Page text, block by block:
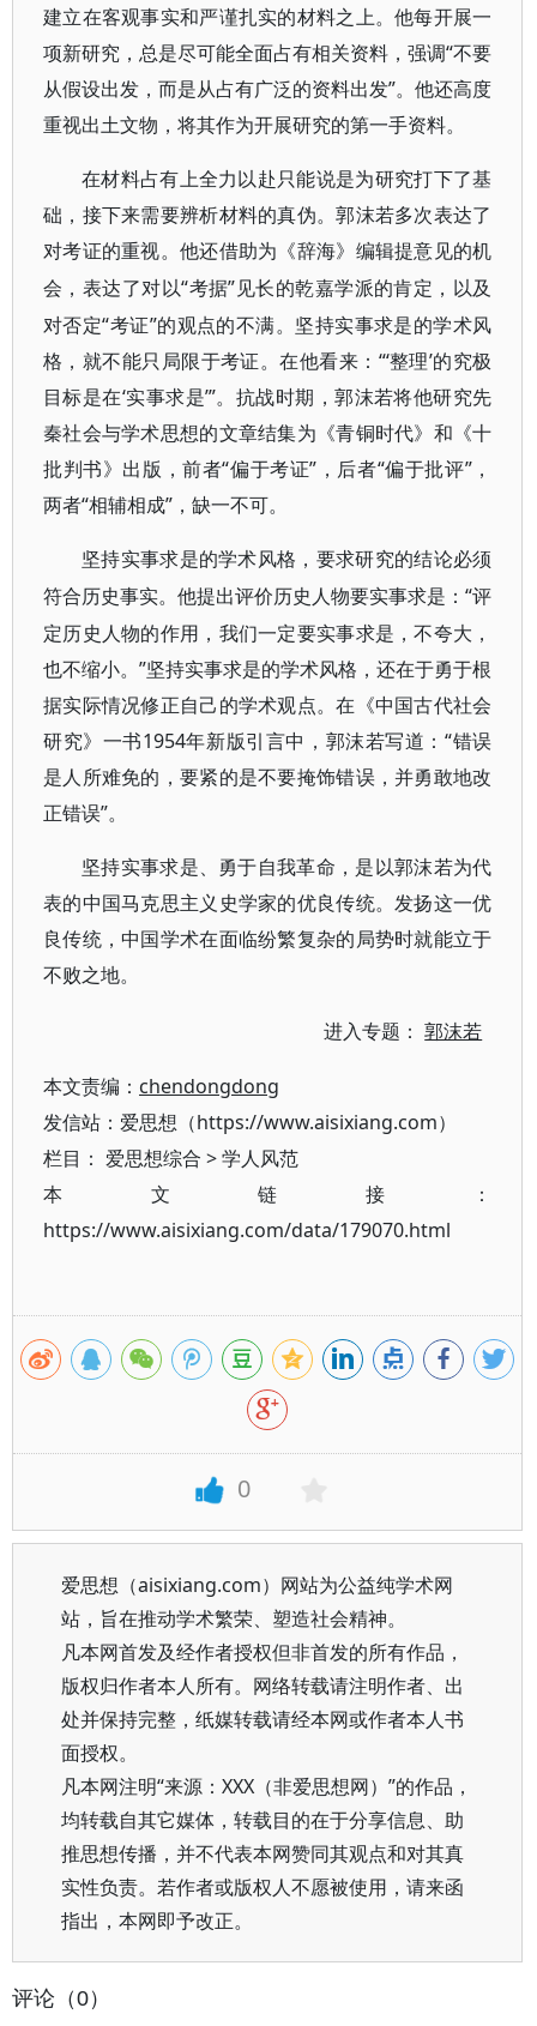
建立在客观事实和严谨扎实的材料之上。他每开展一
项新研究，总是尽可能全面占有相关资料，强调“不要
从假设出发，而是从占有广泛的资料出发”。他还高度
重视出土文物，将其作为开展研究的第一手资料。
在材料占有上全力以赴只能说是为研究打下了基
础，接下来需要辨析材料的真伪。郭沫若多次表达了
对考证的重视。他还借助为《辞海》编辑提意见的机
会，表达了对以“考据”见长的乾嘉学派的肯定，以及
对否定“考证”的观点的不满。坚持实事求是的学术风
格，就不能只局限于考证。在他看来：“‘整理’的究极
目标是在‘实事求是’”。抗战时期，郭沫若将他研究先
秦社会与学术思想的文章结集为《青铜时代》和《十
批判书》出版，前者“偏于考证”，后者“偏于批评”，
两者“相辅相成”，缺一不可。
坚持实事求是的学术风格，要求研究的结论必须
符合历史事实。他提出评价历史人物要实事求是：“评
定历史人物的作用，我们一定要实事求是，不夸大，
也不缩小。”坚持实事求是的学术风格，还在于勇于根
据实际情况修正自己的学术观点。在《中国古代社会
研究》一书1954年新版引言中，郭沫若写道：“错误
是人所难免的，要紧的是不要掩饰错误，并勇敢地改
正错误”。
坚持实事求是、勇于自我革命，是以郭沫若为代
表的中国马克思主义史学家的优良传统。发扬这一优
良传统，中国学术在面临纷繁复杂的局势时就能立于
不败之地。
进入专题：郭沫若
本文责编： chendongdong
发信站：爱思想（https://www.aisixiang.com）
栏目： 爱思想综合 >学人风范
本文链接：
https://www.aisixiang.com/data/179070.html
0
爱思想（aisixiang.com）网站为公益纯学术网
站，旨在推动学术繁荣、塑造社会精神。
凡本网首发及经作者授权但非首发的所有作品，
版权归作者本人所有。网络转载请注明作者、出
处并保持完整，纸媒转载请经本网或作者本人书
面授权。
凡本网注明“来源：XXX（非爱思想网）”的作品，
均转载自其它媒体，转载目的在于分享信息、助
推思想传播，并不代表本网赞同其观点和对其真
实性负责。若作者或版权人不愿被使用，请来函
指出，本网即予改正。
评论（0）